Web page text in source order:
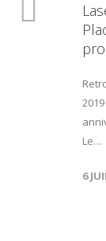
Le…
6